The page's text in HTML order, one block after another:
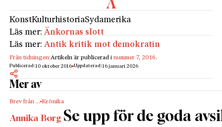
KonstKulturhistoriaSydamerika
Läs mer:Änkornas slott
Läs mer:Antik kritik mot demokratin
Från tidningen:Artikeln är publicerad inummer 7, 2016.
Publicerad:10 oktober 2016 Uppdaterad:16 januari 2026
Mer av
Brev från … Krönika
Annika Borg Se upp för de goda